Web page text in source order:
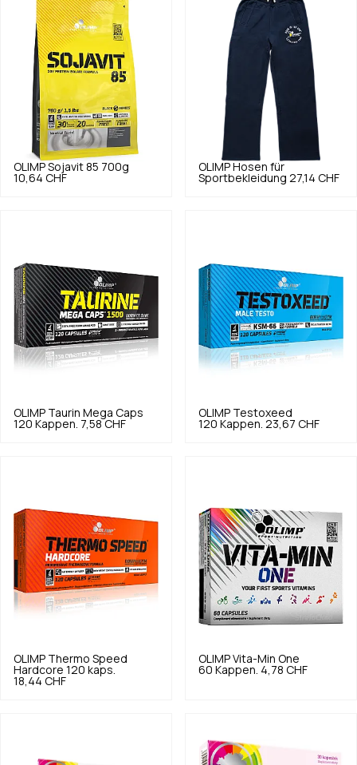
OLIMP Sojavit 85 700g
10,64 CHF
OLIMP Hosen für
Sportbekleidung 27,14 CHF
OLIMP Taurin Mega Caps
120 Kappen. 7,58 CHF
OLIMP Testoxeed
120 Kappen. 23,67 CHF
OLIMP Thermo Speed
Hardcore 120 kaps.
18,44 CHF
OLIMP Vita-Min One
60 Kappen. 4,78 CHF